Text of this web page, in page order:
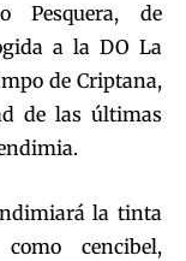
Pesquera, de
a la DO La
de Criptana,
de las últimas
la tinta
cencibel,